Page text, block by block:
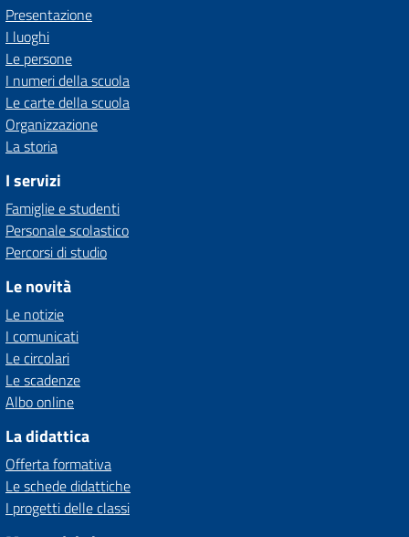
Presentazione
I luoghi
Le persone
I numeri della scuola
Le carte della scuola
Organizzazione
La storia
I servizi
Famiglie e studenti
Personale scolastico
Percorsi di studio
Le novità
Le notizie
I comunicati
Le circolari
Le scadenze
Albo online
La didattica
Offerta formativa
Le schede didattiche
I progetti delle classi